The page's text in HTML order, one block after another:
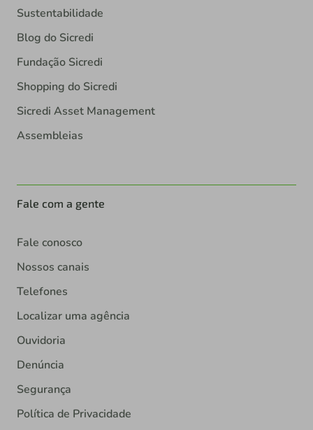
Sustentabilidade
Blog do Sicredi
Fundação Sicredi
Shopping do Sicredi
Sicredi Asset Management
Assembleias
Fale com a gente
Fale conosco
Nossos canais
Telefones
Localizar uma agência
Ouvidoria
Denúncia
Segurança
Política de Privacidade